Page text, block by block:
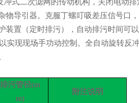
式二次滤网的传动机构，关闭电动
导引器。克服丁螺叮吸差压信号口
置（定时排污），自动排污时间可
实现现场手功动控制。全自动旋转反
排污管径(m
m)
附注说明